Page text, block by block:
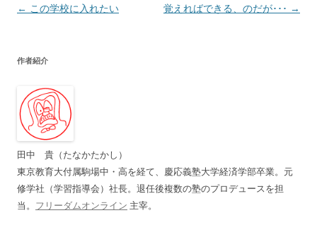
投
ビ
ー
シ
ョ
ン
← この学校に入れたい 覚えればできる、のだが･･･ →
作者紹介
田中 貴（たなかたかし）
東京教育大付属駒場中・高を経て、慶応義塾大学経済学部卒業。元
修学社（学習指導会）社長。退任後複数の塾のプロデュースを担
当。 フリーダムオンライン 主宰。